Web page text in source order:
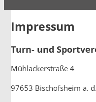
Impressum
Turn- und
Mühlackerstraße 4
97653 Bischofsheim a.